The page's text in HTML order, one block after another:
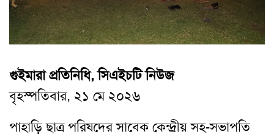
গুইমারা প্রতিনিধি, সিএইচটি নিউজ
বৃহস্পতিবার, ২১ মে ২০২৬
পাহাড়ি ছাত্র পরিষদের সাবেক কেন্দ্রীয় সহ-সভাপতি